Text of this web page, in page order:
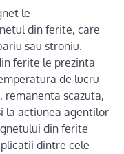
le
din ferite, care
sau stroniu.
ferite le prezinta
de lucru
remanenta scazuta,
la actiunea agentilor
din ferite
dintre cele